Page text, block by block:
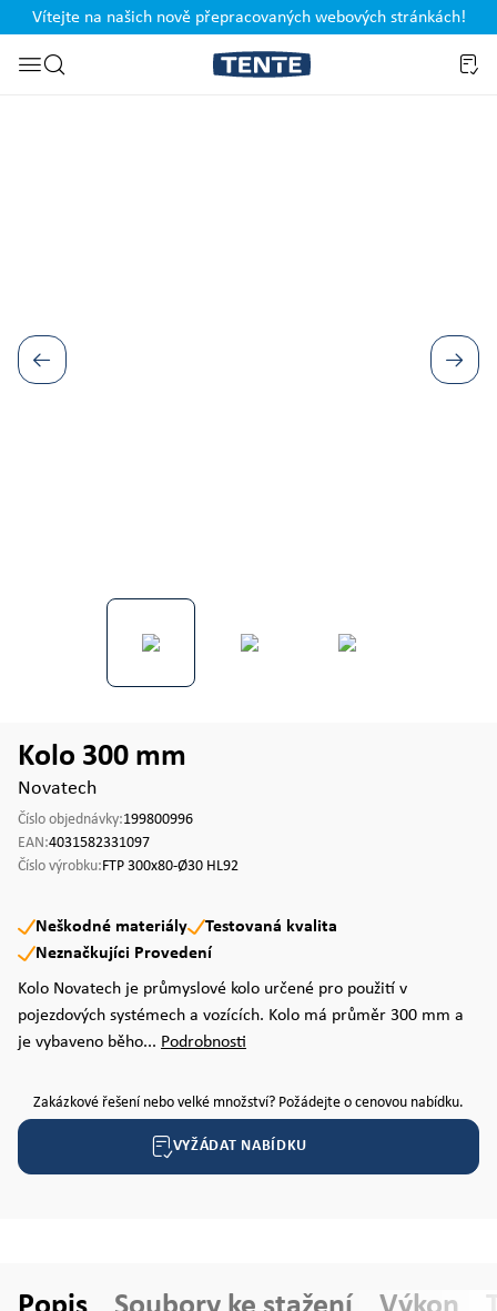
Přeskočit na vyhledávání
Vítejte na našich nově přepracovaných webových stránkách!
Kolo 300 mm
Novatech
Číslo objednávky:199800996
EAN:4031582331097
Číslo výrobku:FTP 300x80-Ø30 HL92
Neškodné materiály
Testovaná kvalita
Neznačkujíci Provedení
Kolo Novatech je průmyslové kolo určené pro použití v
pojezdových systémech a vozících. Kolo má průměr 300 mm a
je vybaveno běho... Podrobnosti
Zakázkové řešení nebo velké množství? Požádejte o cenovou nabídku.
VYŽÁDAT NABÍDKU